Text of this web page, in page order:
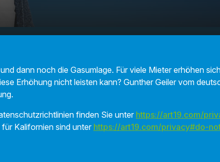
dann noch die Gasumlage. Für viele Mieter erhöhen
Erhöhung nicht leisten kann? Gunther Geiler vom
finden Sie unter https://art19.com/
Kalifornien sind unter https://art19.com/privacy#do-